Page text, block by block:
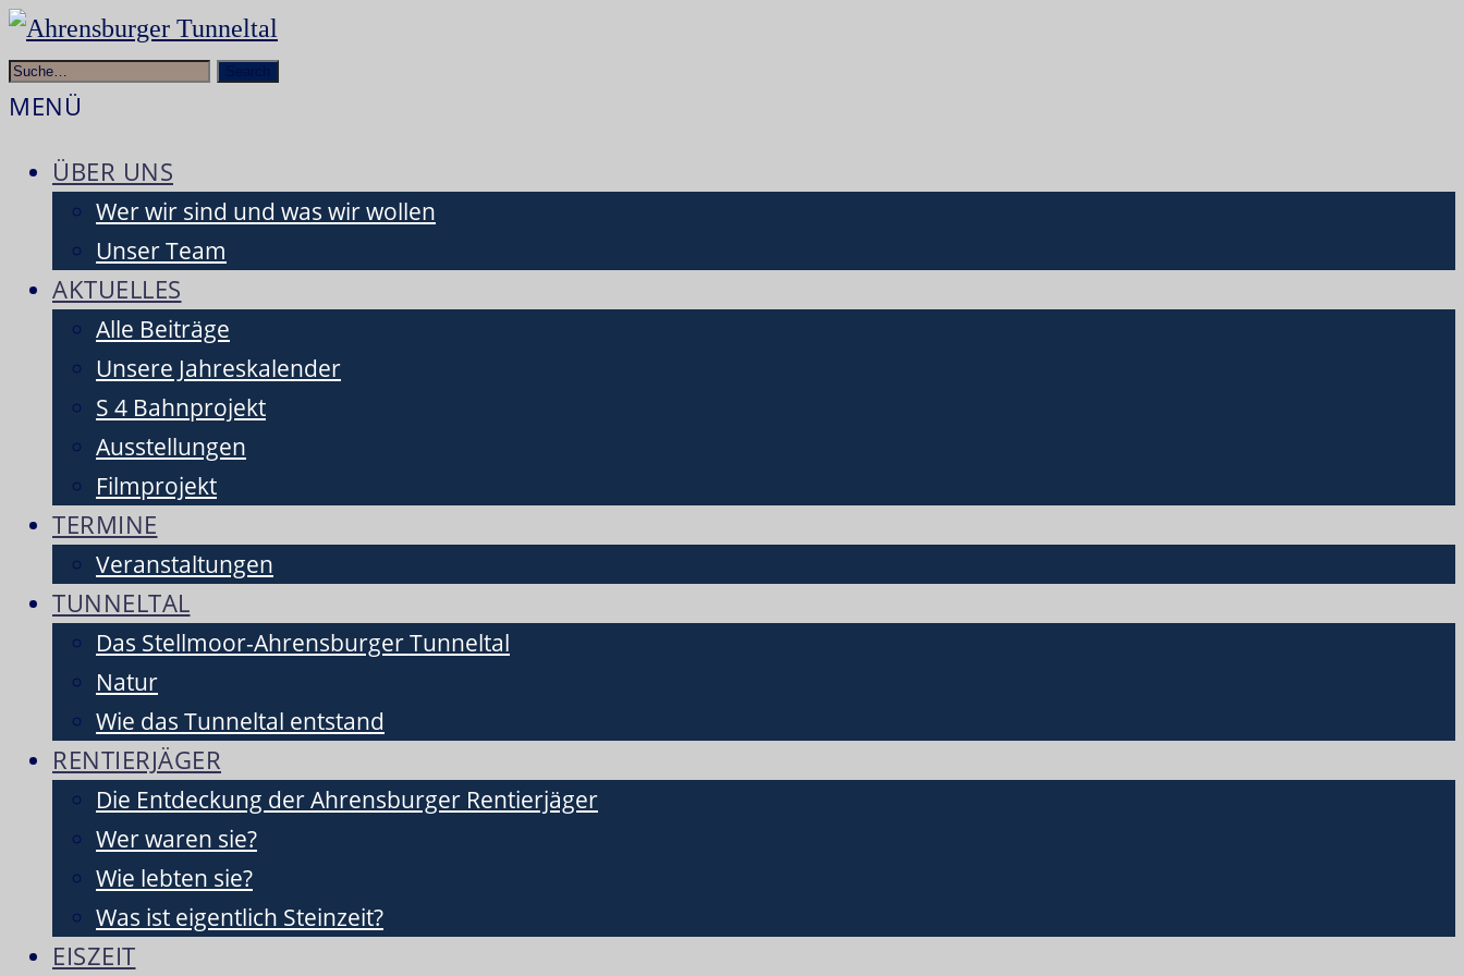
Zum
Inhalt
springen
Ahrensburger
Tunneltal
Tal
der
MENÜ
ÜBER UNS
Wer wir sind und was wir wollen
Unser Team
AKTUELLES
Alle Beiträge
Unsere Jahreskalender
S 4 Bahnprojekt
Ausstellungen
Filmprojekt
TERMINE
Veranstaltungen
TUNNELTAL
Das Stellmoor-Ahrensburger Tunneltal
Natur
Wie das Tunneltal entstand
RENTIERJÄGER
Die Entdeckung der Ahrensburger Rentierjäger
Wer waren sie?
Wie lebten sie?
Was ist eigentlich Steinzeit?
EISZEIT